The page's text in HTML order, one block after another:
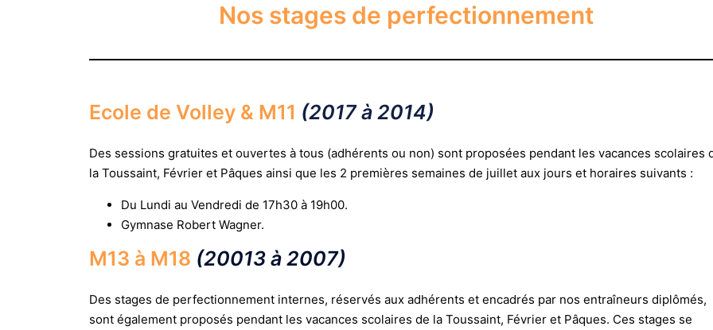
Nos stages de perfectionnement
Ecole de Volley & M11 (2017 à 2014)
Des sessions gratuites et ouvertes à tous (adhérents ou non) sont proposées pendant les vacances scolaires
la Toussaint, Février et Pâques ainsi que les 2 premières semaines de juillet aux jours et horaires suivants :
Du Lundi au Vendredi de 17h30 à 19h00.
Gymnase Robert Wagner.
M13 à M18 (20013 à 2007)
Des stages de perfectionnement internes, réservés aux adhérents et encadrés par nos entraîneurs diplômés,
sont également proposés pendant les vacances scolaires de la Toussaint, Février et Pâques. Ces stages se